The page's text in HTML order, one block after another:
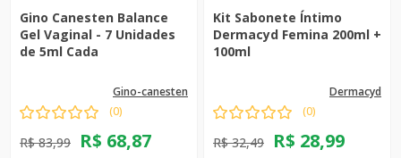
Gino Canesten Balance
Gel Vaginal - 7 Unidades
de 5ml Cada
gino-canesten
(0)
R$ 83,99 R$ 68,87
Kit Sabonete Íntimo
Dermacyd Femina 200ml +
100ml
dermacyd
(0)
R$ 32,49 R$ 28,99